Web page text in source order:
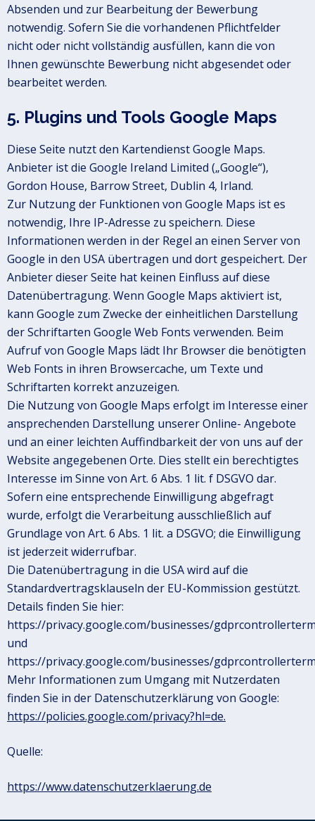
Absenden und zur Bearbeitung der Bewerbung
notwendig. Sofern Sie die vorhandenen Pflichtfelder
nicht oder nicht vollständig ausfüllen, kann die von
Ihnen gewünschte Bewerbung nicht abgesendet oder
bearbeitet werden.
5. Plugins und Tools Google Maps
Diese Seite nutzt den Kartendienst Google Maps.
Anbieter ist die Google Ireland Limited („Google“),
Gordon House, Barrow Street, Dublin 4, Irland.
Zur Nutzung der Funktionen von Google Maps ist es
notwendig, Ihre IP-Adresse zu speichern. Diese
Informationen werden in der Regel an einen Server von
Google in den USA übertragen und dort gespeichert. Der
Anbieter dieser Seite hat keinen Einfluss auf diese
Datenübertragung. Wenn Google Maps aktiviert ist,
kann Google zum Zwecke der einheitlichen Darstellung
der Schriftarten Google Web Fonts verwenden. Beim
Aufruf von Google Maps lädt Ihr Browser die benötigten
Web Fonts in ihren Browsercache, um Texte und
Schriftarten korrekt anzuzeigen.
Die Nutzung von Google Maps erfolgt im Interesse einer
ansprechenden Darstellung unserer Online- Angebote
und an einer leichten Auffindbarkeit der von uns auf der
Website angegebenen Orte. Dies stellt ein berechtigtes
Interesse im Sinne von Art. 6 Abs. 1 lit. f DSGVO dar.
Sofern eine entsprechende Einwilligung abgefragt
wurde, erfolgt die Verarbeitung ausschließlich auf
Grundlage von Art. 6 Abs. 1 lit. a DSGVO; die Einwilligung
ist jederzeit widerrufbar.
Die Datenübertragung in die USA wird auf die
Standardvertragsklauseln der EU-Kommission gestützt.
Details finden Sie hier:
https://privacy.google.com/businesses/
und
https://privacy.google.com/businesses/
Mehr Informationen zum Umgang mit Nutzerdaten
finden Sie in der Datenschutzerklärung von Google:
https://policies.google.com/privacy?hl=de.
Quelle:
https://www.datenschutzerklaerung.de